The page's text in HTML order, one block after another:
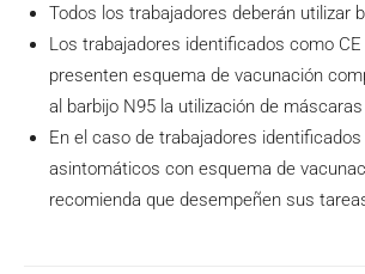
Todos los trabajadores deberán utilizar
Los trabajadores identificados como
presenten esquema de vacunación
al barbijo N95 la utilización de
En el caso de trabajadores
asintomáticos con esquema de
recomienda que desempeñen sus